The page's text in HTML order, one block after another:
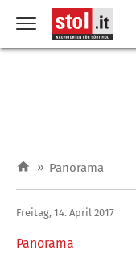
» Panorama
Panorama
Freitag, 14. April 2017